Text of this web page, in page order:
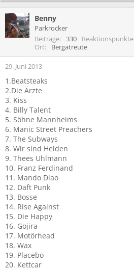
Benny
Parkrocker
Beiträge
330 Reaktionspunkte
Ort
Bergatreute
29. Juni 2013
1.Beatsteaks
2.Die Ärzte
3. Kiss
4. Billy Talent
5. Söhne Mannheims
6. Manic Street Preachers
7. The Subways
8. Wir sind Helden
9. Thees Uhlmann
10. Franz Ferdinand
11. Mando Diao
12. Daft Punk
13. Bosse
14. Rise Against
15. Die Happy
16. Gojira
17. Motörhead
18. Wax
19. Placebo
20. Kettcar